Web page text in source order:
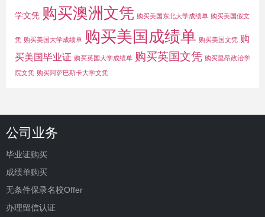
学文凭 购买澳洲文凭 购买美国东北大学成绩单 购买美国假文
凭 购买美国大学成绩单 购买美国成绩单 购买美国文凭 购
买美国毕业证 购买英国大学成绩单 购买英国文凭 购买里昂政治学
院文凭 购买阿萨巴斯卡大学文凭
公司业务
毕业证购买
成绩单购买
无条件保录名校Offer
办理留信认证